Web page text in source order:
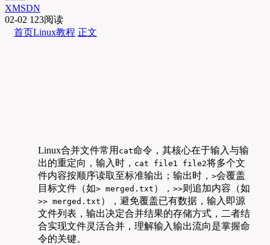
XMSDN
02-02 123阅读
首页Linux教程 正文
Linux合并文件常用 cat命令，其核心在于输入与输
出的重定向，输入时， cat file1 file2将多个文
件内容按顺序读取至标准输出；输出时， >会覆盖
目标文件（如> merged.txt ）， >>则追加内容（如
>> merged.txt ），避免覆盖已有数据，输入即源
文件列表，输出决定合并结果的存储方式，二者结
合实现文件灵活合并，理解输入输出流向是掌握命
令的关键。